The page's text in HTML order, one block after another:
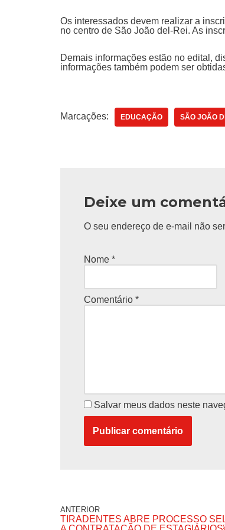
Os interessados devem realizar a
no centro de São João del-Rei. As
Demais informações estão no edital,
informações também podem ser
Marcações: EDUCAÇÃO SÃO JOÃO
Deixe um
O seu endereço de e-mail não
Nome *
Comentário *
Salvar meus dados neste
ANTERIOR
TIRADENTES ABRE PROCESSO